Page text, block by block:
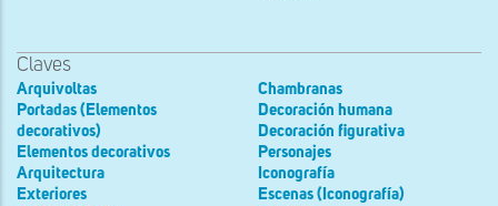
Claves
Arquivoltas
Portadas (Elementos
decorativos)
Elementos decorativos
Arquitectura
Exteriores
Chambranas
Decoración humana
Decoración figurativa
Personajes
Iconografía
Escenas (Iconografía)